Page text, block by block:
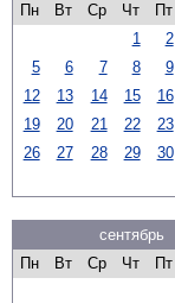
Пн
Вт Ср Чт Пт
1
2
5
6 7 8 9
12
13 14 15 16
19
20 21 22 23
26
27 28 29 30
сентябрь
Пн
Вт Ср Чт Пт